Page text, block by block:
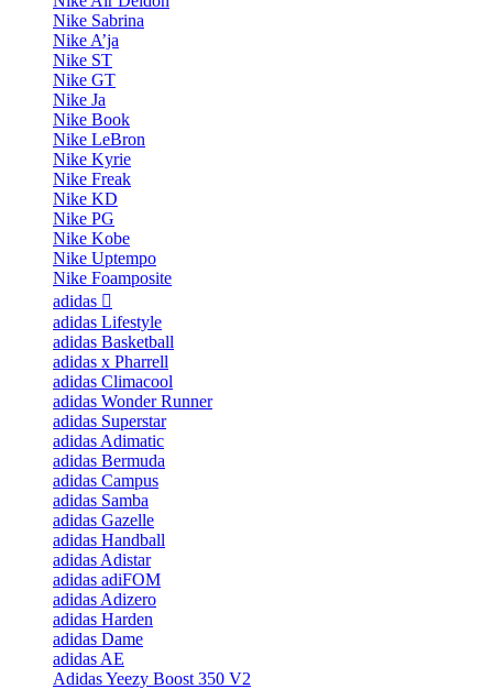
Nike Sabrina
Nike A’ja
Nike ST
Nike GT
Nike Ja
Nike Book
Nike LeBron
Nike Kyrie
Nike Freak
Nike KD
Nike PG
Nike Kobe
Nike Uptempo
Nike Foamposite
adidas
adidas Lifestyle
adidas Basketball
adidas x Pharrell
adidas Climacool
adidas Wonder Runner
adidas Superstar
adidas Adimatic
adidas Bermuda
adidas Campus
adidas Samba
adidas Gazelle
adidas Handball
adidas Adistar
adidas adiFOM
adidas Adizero
adidas Harden
adidas Dame
adidas AE
Adidas Yeezy Boost 350 V2